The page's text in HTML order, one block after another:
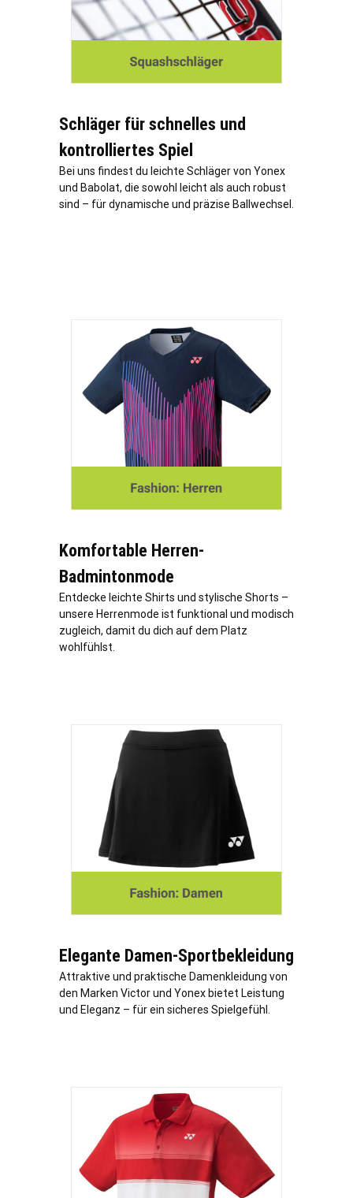
Schläger für schnelles und
kontrolliertes Spiel
Bei uns findest du leichte Schläger von Yonex
und Babolat, die sowohl leicht als auch robust
sind – für dynamische und präzise Ballwechsel.
Komfortable Herren-
Badmintonmode
Entdecke leichte Shirts und stylische Shorts –
unsere Herrenmode ist funktional und modisch
zugleich, damit du dich auf dem Platz
wohlfühlst.
Elegante Damen-Sportbekleidung
Attraktive und praktische Damenkleidung von
den Marken Victor und Yonex bietet Leistung
und Eleganz – für ein sicheres Spielgefühl.